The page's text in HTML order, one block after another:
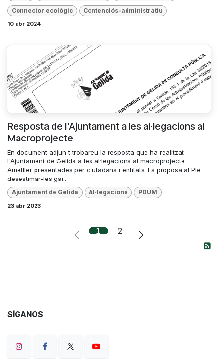
Connector ecològic Contenciós-administratiu
10 abr 2024
Resposta de l'Ajuntament a les al·legacions al
Macroprojecte
En document adjun t trobareu la resposta que ha realitzat
l'Ajuntament de Gelida a les al·legacions al macroprojecte
Ametller presentades per ciutadans i entitats. Es proposa al Ple
desestimar-les gai...
Ajuntament de Gelida Al·legacions POUM
23 abr 2023
1 2
SÍGANOS